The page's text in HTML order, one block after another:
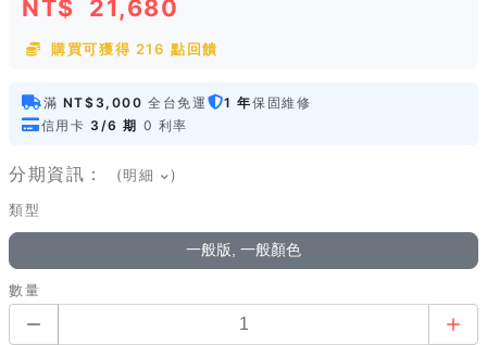
NT$ 21,680
購買可獲得 216 點回饋
滿 NT$3,000 全台免運 1 年保固維修
信用卡 3/6 期 0 利率
分期資訊： (明細 )
類型
一般版, 一般顏色
數量